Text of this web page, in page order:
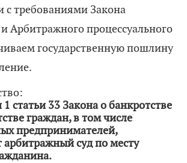
с требованиями Закона
Арбитражного процессуального
государственную пошлину
1 статьи 33 Закона о банкротстве
граждан, в том числе
предпринимателей,
арбитражный суд по месту